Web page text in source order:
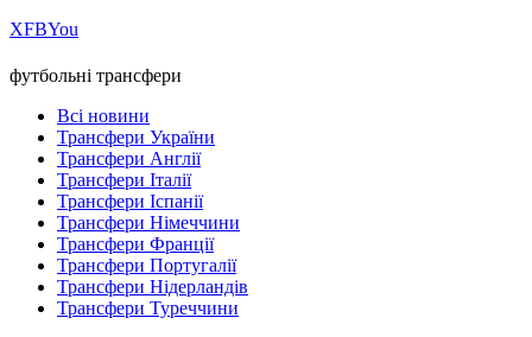
ХFBYou
футбольні трансфери
Всі новини
Трансфери України
Трансфери Англії
Трансфери Італії
Трансфери Іспанії
Трансфери Німеччини
Трансфери Франції
Трансфери Португалії
Трансфери Нідерландів
Трансфери Туреччини